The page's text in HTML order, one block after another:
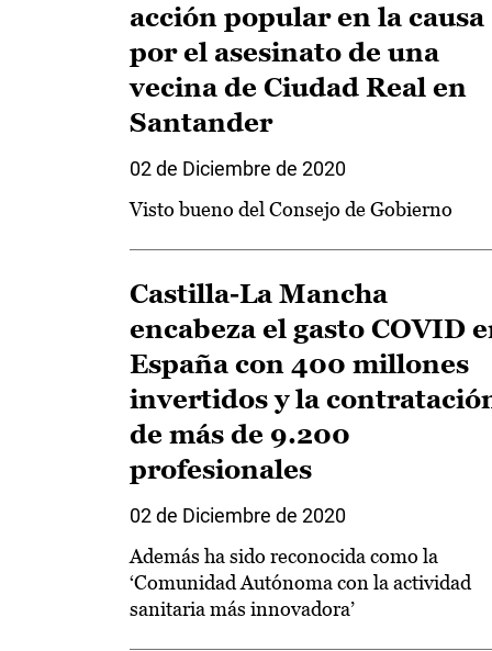
acción popular en la causa
por el asesinato de una
vecina de Ciudad Real en
Santander
02 de Diciembre de 2020
Visto bueno del Consejo de Gobierno
Castilla-La Mancha
encabeza el gasto COVID
España con 400 millones
invertidos y la
de más de 9.200
profesionales
02 de Diciembre de 2020
Además ha sido reconocida como la
‘Comunidad Autónoma con la actividad
sanitaria más innovadora’